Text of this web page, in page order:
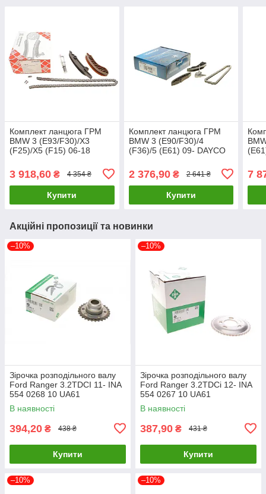
Комплект ланцюга ГРМ
BMW 3 (E93/F30)/X3
(F25)/X5 (F15) 06-18
BILSTEIN 179517 UA61
3 918,60 ₴ 4 354 ₴
Купити
Комплект ланцюга ГРМ
BMW 3 (E90/F30)/4
(F36)/5 (E61) 09- DAYCO
2 376,90₴ 2 641 ₴
Купити
AIC
7
Акційні пропозиції та новинки
–10%
Зірочка розподільного валу
Ford Ranger 3.2TDCI 11- INA
554 0268 10 UA61
В наявності
394,20 ₴ 438 ₴
Купити
–10%
Зірочка розподільного валу
Ford Ranger 3.2TDCi 12- INA
554 0267 10 UA61
В наявності
387,90 ₴ 431 ₴
Купити
–10% –10%